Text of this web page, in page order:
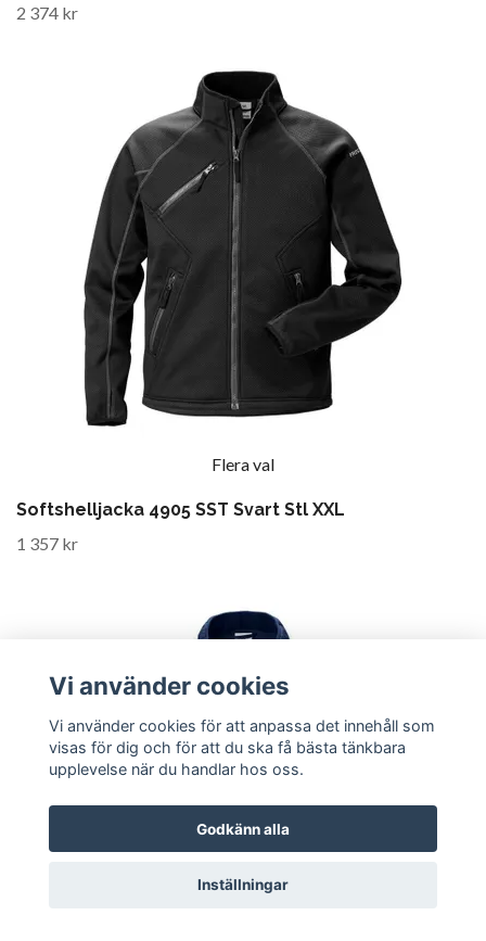
2 374 kr
Flera val
Softshelljacka 4905 SST Svart Stl XXL
1 357 kr
Vi använder cookies
Vi använder cookies för att anpassa det innehåll som
visas för dig och för att du ska få bästa tänkbara
upplevelse när du handlar hos oss.
Godkänn alla
Inställningar